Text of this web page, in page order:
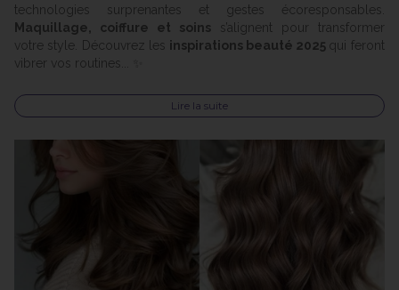
technologies surprenantes et gestes écoresponsables.
Maquillage, coiffure et soins s’alignent pour transformer
votre style. Découvrez les inspirations beauté 2025 qui feront
vibrer vos routines... ✨
Lire la suite